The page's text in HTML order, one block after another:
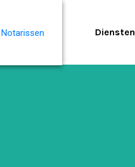
Diensten